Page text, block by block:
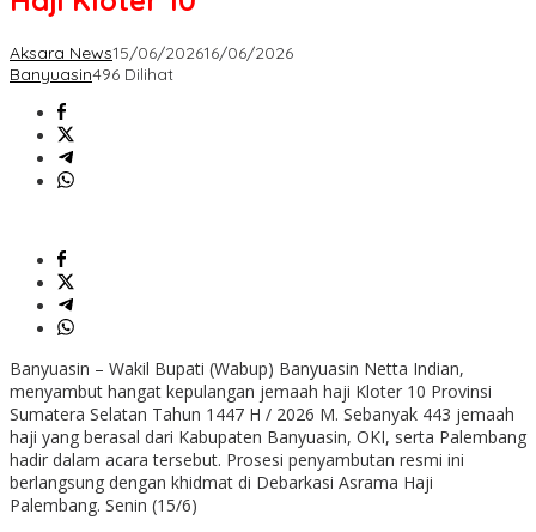
Aksara News15/06/202616/06/2026
Banyuasin496 Dilihat
Banyuasin – Wakil Bupati (Wabup) Banyuasin Netta Indian,
menyambut hangat kepulangan jemaah haji Kloter 10 Provinsi
Sumatera Selatan Tahun 1447 H / 2026 M. Sebanyak 443 jemaah
haji yang berasal dari Kabupaten Banyuasin, OKI, serta Palembang
hadir dalam acara tersebut. Prosesi penyambutan resmi ini
berlangsung dengan khidmat di Debarkasi Asrama Haji
Palembang. Senin (15/6)